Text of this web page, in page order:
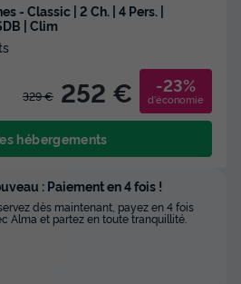
- Classic | 2 Ch. | 4 Pers. |
| Clim
329 € 252 € -23%
d'économie
hébergements
: Paiement en 4 fois !
dès maintenant, payez en 4 fois
Alma et partez en toute tranquillité.